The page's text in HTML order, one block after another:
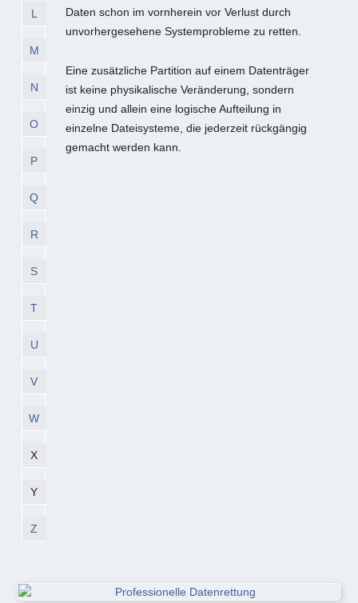
L
M
N
O
P
Q
R
S
T
U
V
W
X
Y
Z
Daten schon im vornherein vor Verlust durch
unvorhergesehene Systemprobleme zu retten.
Eine zusätzliche Partition auf einem Datenträger
ist keine physikalische Veränderung, sondern
einzig und allein eine logische Aufteilung in
einzelne Dateisysteme, die jederzeit rückgängig
gemacht werden kann.